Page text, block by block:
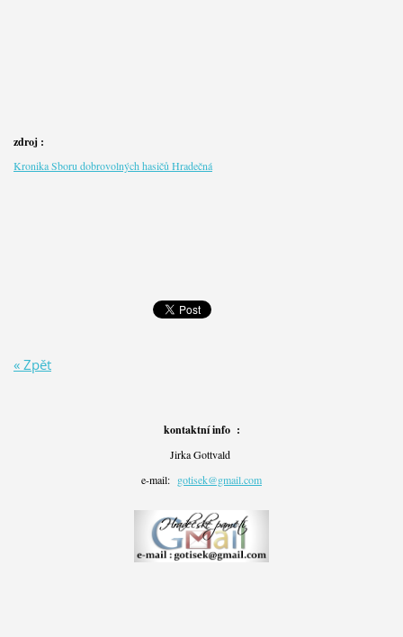
zdroj :
Kronika Sboru dobrovolných hasičů Hradečná
« Zpět
kontaktní info :
Jirka Gottvald
e-mail: gotisek@gmail.com